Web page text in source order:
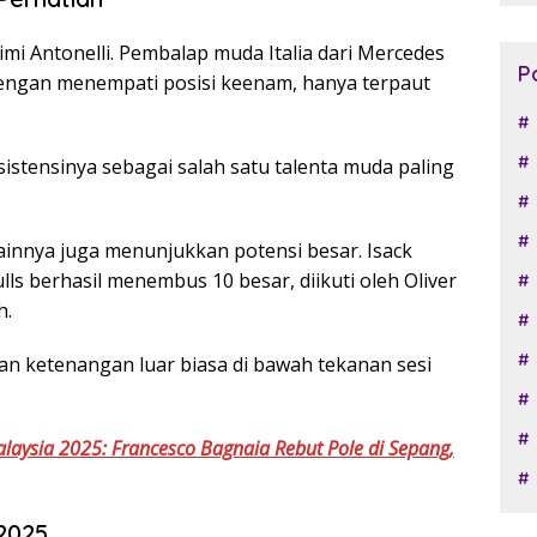
Antonelli. Pembalap muda Italia dari Mercedes
menempati posisi keenam, hanya terpaut
sebagai salah satu talenta muda paling
juga menunjukkan potensi besar. Isack
berhasil menembus 10 besar, diikuti oleh Oliver
ketenangan luar biasa di bawah tekanan sesi
2025: Francesco Bagnaia Rebut Pole di Sepang,